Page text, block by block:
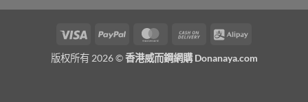
Visa PayPal MasterCardCash
Delivery
Alipay
版权所有 2026 ©香港威而鋼網購 Donanaya.com